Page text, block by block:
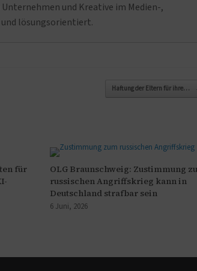
und Kreative im Medien-,
lösungsorientiert.
Haftung der Eltern für ihre…
für
OLG Braunschweig: Zustimmung
russischen Angriffskrieg kann in
Deutschland strafbar sein
6 Juni, 2026